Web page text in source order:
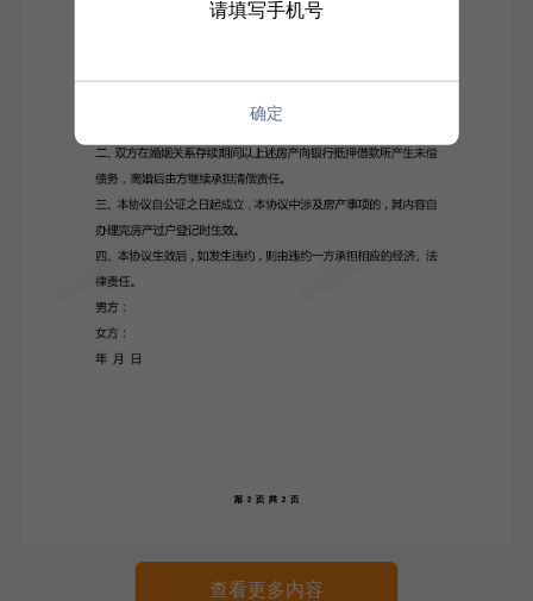
查看更多内容
请填写手机号
确定